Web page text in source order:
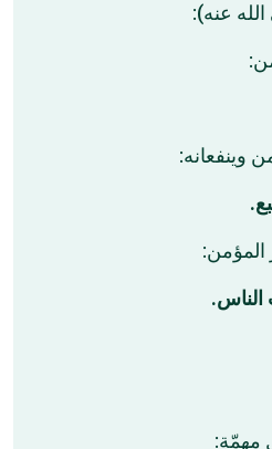
عنه):
وينفعانه:
المؤمن:
الناس.
مهمّة: